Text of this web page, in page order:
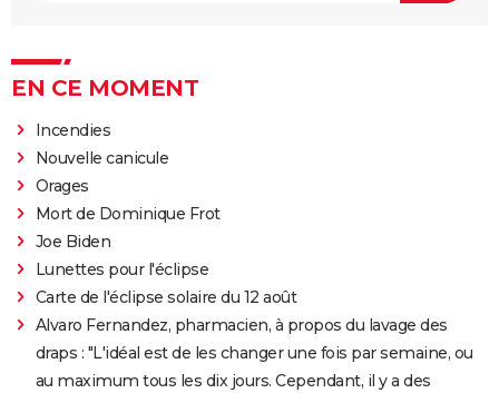
EN CE MOMENT
Incendies
Nouvelle canicule
Orages
Mort de Dominique Frot
Joe Biden
Lunettes pour l'éclipse
Carte de l'éclipse solaire du 12 août
Alvaro Fernandez, pharmacien, à propos du lavage des
draps : "L'idéal est de les changer une fois par semaine, ou
au maximum tous les dix jours. Cependant, il y a des